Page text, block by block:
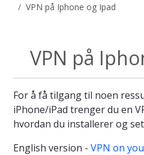
VPN på Iphone og Ipad
Installere VPN
VPN på
For å få tilgang til noen
iPhone/iPad trenger du en
hvordan du installerer og
English version - VPN on